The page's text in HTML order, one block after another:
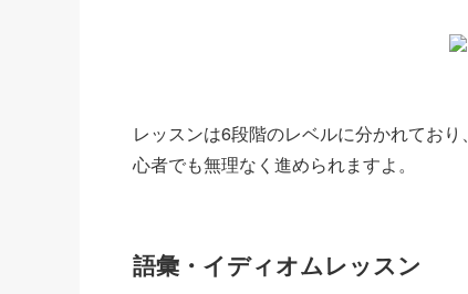
レッスンは6段階のレベルに分かれており、
心者でも無理なく進められますよ。
語彙・イディオムレッスン